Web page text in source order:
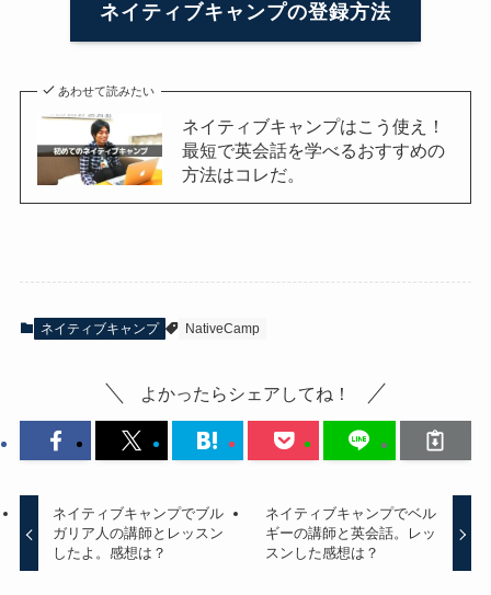
ネイティブキャンプの登録方法
あわせて読みたい
ネイティブキャンプはこう使え！
最短で英会話を学べるおすすめの
方法はコレだ。
ネイティブキャンプ NativeCamp
よかったらシェアしてね！
ネイティブキャンプでブル
ガリア人の講師とレッスン
したよ。感想は？
ネイティブキャンプでベル
ギーの講師と英会話。レッ
スンした感想は？